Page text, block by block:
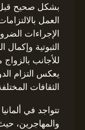
بشكل صحيح قبل
العمل
الإجراءات
الثبوتية وإكمال
للأجانب
يعكس التزام
الثقافات
والمهاجرين،